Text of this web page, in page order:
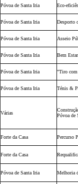
Póvoa de Santa Iria Eco-
Póvoa de Santa Iria Desporto
Póvoa de Santa Iria Asseio
Póvoa de Santa Iria Bem Estar
Póvoa de Santa Iria "Tiro com
Póvoa de Santa Iria Ténis &
Várias
Póvoa de
Forte da Casa Percurso
Forte da Casa
Póvoa de Santa Iria Melhoria